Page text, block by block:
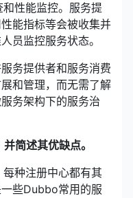
性能监控。服务提
能指标等会被收集并
员监控服务状态。
务提供者和服务消费
和管理，而无需了解
务架构下的服务治
简述其优缺点。
种注册中心都有其
些Dubbo常用的服